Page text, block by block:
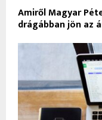
Amiről Magyar
drágábban jön az